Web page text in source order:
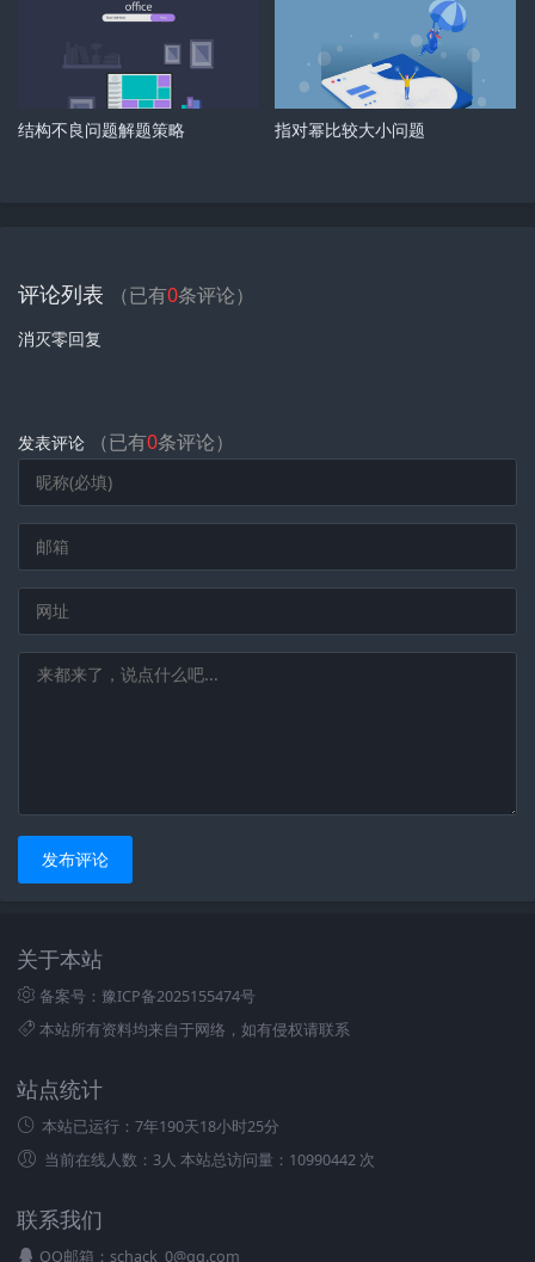
结构不良问题解题策略 指对幂比较大小问题
评论列表 （已有0条评论）
消灭零回复
发表评论 （已有0条评论）
发布评论
关于本站
备案号：豫ICP备2025155474号
本站所有资料均来自于网络，如有侵权请联系
站点统计
本站已运行： 7年190天18小时25分
当前在线人数：3人 本站总访问量：10990442 次
联系我们
QQ邮箱：schack_0@qq.com